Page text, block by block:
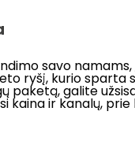
savo namams,
ryšį, kurio
paketą, galite
kaina ir kanalų,